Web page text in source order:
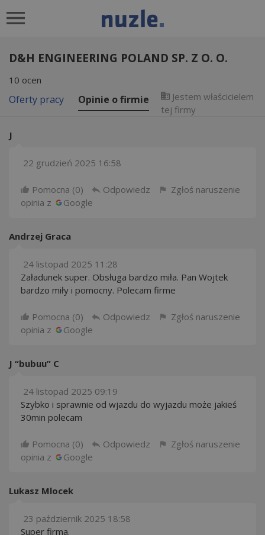
D&H ENGINEERING POLAND SP. Z O. O.
10 ocen
Oferty pracy Opinie o firmie
Jestem właścicielem
tej firmy
J
22 grudzień 2025 16:58
Pomocna (0) Odpowiedz
Zgłoś naruszenie
opinia z
Google
Andrzej Graca
24 listopad 2025 11:28
Załadunek super. Obsługa bardzo miła. Pan Wojtek
bardzo miły i pomocny. Polecam firme
Pomocna (0) Odpowiedz
Zgłoś naruszenie
opinia z
Google
J “bubuu” C
24 listopad 2025 09:19
Szybko i sprawnie od wjazdu do wyjazdu może jakieś
30min polecam
Pomocna (0) Odpowiedz
Zgłoś naruszenie
opinia z
Google
Lukasz Mlocek
23 październik 2025 18:58
Super firma.